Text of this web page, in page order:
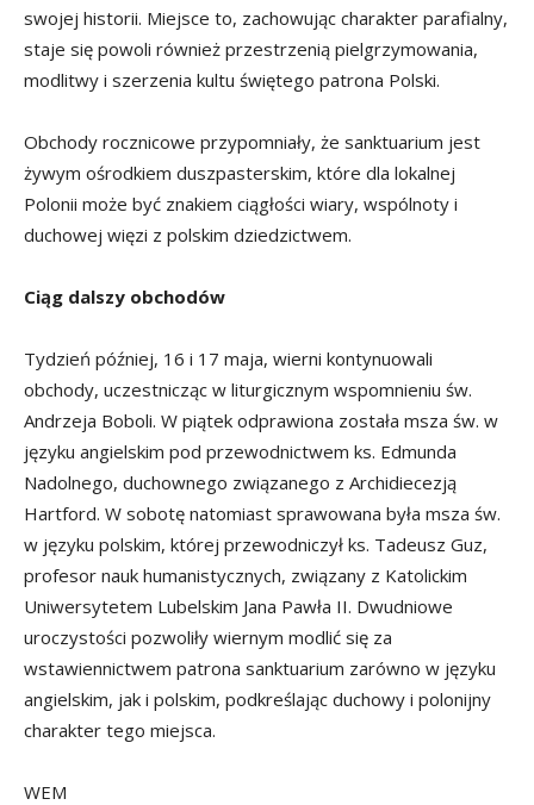
swojej historii. Miejsce to, zachowując charakter parafialny,
staje się powoli również przestrzenią pielgrzymowania,
modlitwy i szerzenia kultu świętego patrona Polski.
Obchody rocznicowe przypomniały, że sanktuarium jest
żywym ośrodkiem duszpasterskim, które dla lokalnej
Polonii może być znakiem ciągłości wiary, wspólnoty i
duchowej więzi z polskim dziedzictwem.
Ciąg dalszy obchodów
Tydzień później, 16 i 17 maja, wierni kontynuowali
obchody, uczestnicząc w liturgicznym wspomnieniu św.
Andrzeja Boboli. W piątek odprawiona została msza św. w
języku angielskim pod przewodnictwem ks. Edmunda
Nadolnego, duchownego związanego z Archidiecezją
Hartford. W sobotę natomiast sprawowana była msza św.
w języku polskim, której przewodniczył ks. Tadeusz Guz,
profesor nauk humanistycznych, związany z Katolickim
Uniwersytetem Lubelskim Jana Pawła II. Dwudniowe
uroczystości pozwoliły wiernym modlić się za
wstawiennictwem patrona sanktuarium zarówno w języku
angielskim, jak i polskim, podkreślając duchowy i polonijny
charakter tego miejsca.
WEM